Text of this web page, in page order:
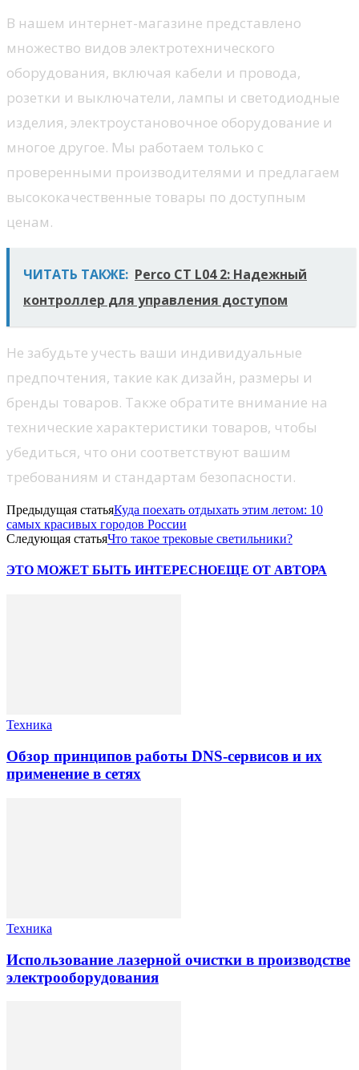
В нашем интернет-магазине представлено
множество видов электротехнического
оборудования, включая кабели и провода,
розетки и выключатели, лампы и светодиодные
изделия, электроустановочное оборудование и
многое другое. Мы работаем только с
проверенными производителями и предлагаем
высококачественные товары по доступным
ценам.
ЧИТАТЬ ТАКЖЕ: Perco CT L04 2: Надежный
контроллер для управления доступом
Не забудьте учесть ваши индивидуальные
предпочтения, такие как дизайн, размеры и
бренды товаров. Также обратите внимание на
технические характеристики товаров, чтобы
убедиться, что они соответствуют вашим
требованиям и стандартам безопасности.
Предыдущая статьяКуда поехать отдыхать этим летом: 10
самых красивых городов России
Следующая статьяЧто такое трековые светильники?
ЭТО МОЖЕТ БЫТЬ ИНТЕРЕСНОЕЩЕ ОТ АВТОРА
Техника
Обзор принципов работы DNS-сервисов и их
применение в сетях
Техника
Использование лазерной очистки в производстве
электрооборудования